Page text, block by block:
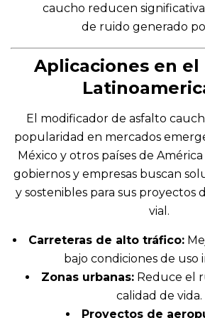
caucho reducen
de ruido generado
Aplicaciones en el
El modificador de asfalto
popularidad en mercados
México y otros países de
gobiernos y empresas buscan
y sostenibles para sus proyectos
vial.
Carreteras de alto tráfico:
bajo condiciones de uso
Zonas urbanas:Reduce el
calidad de vida.
Proyectos de